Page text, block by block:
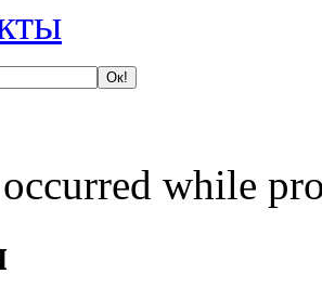
while